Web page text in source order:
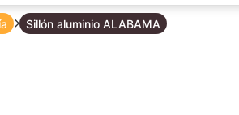
Sillón aluminio ALABAMA